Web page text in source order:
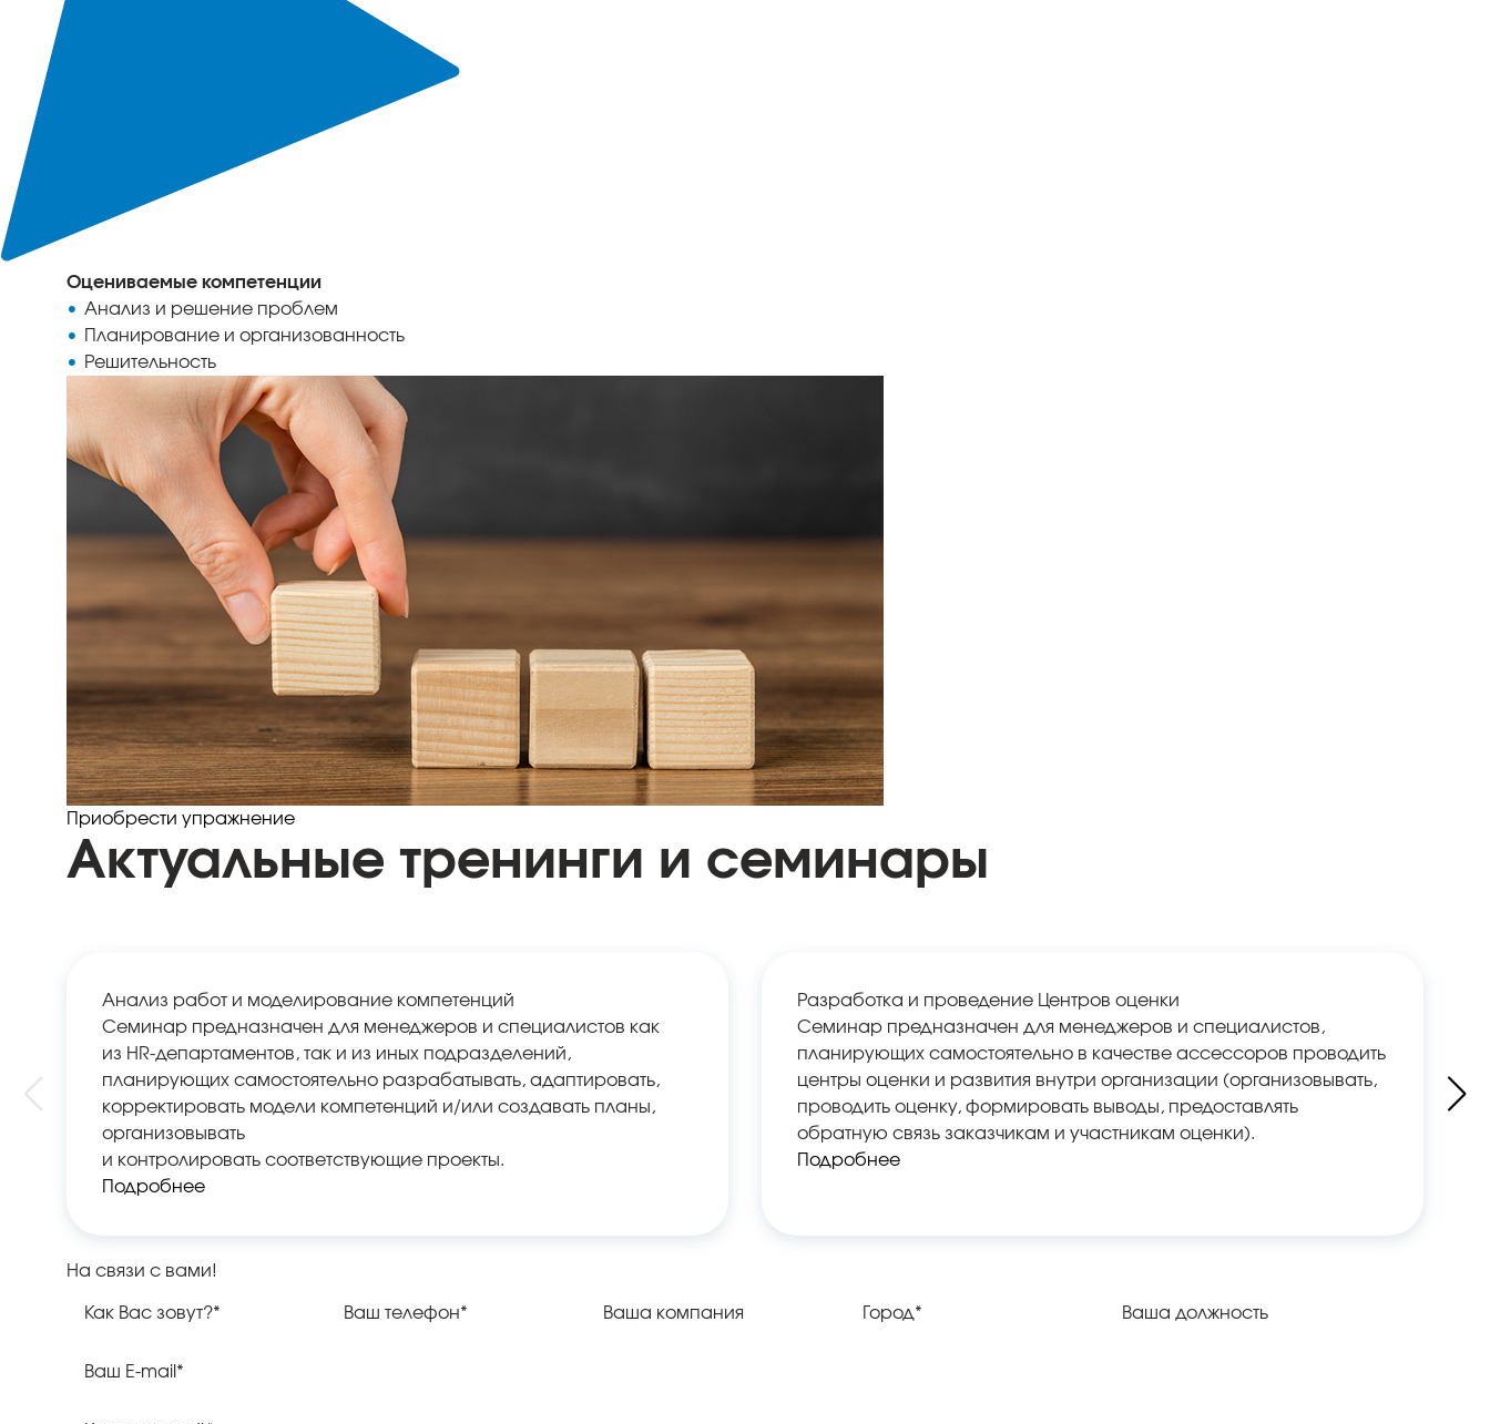
Оцениваемые компетенции
Анализ и решение проблем
Планирование и организованность
Решительность
Приобрести упражнение
Актуальные тренинги и семинары
Анализ работ и моделирование компетенций
Семинар предназначен для менеджеров и специалистов как
из HR-департаментов, так и из иных подразделений,
планирующих самостоятельно разрабатывать, адаптировать,
корректировать модели компетенций и/или создавать планы,
организовывать
и контролировать соответствующие проекты.
Подробнее
Разработка и проведение Центров оценки
Семинар предназначен для менеджеров и специалистов,
планирующих самостоятельно в качестве аcсесcоров проводить
центры оценки и развития внутри организации (организовывать,
проводить оценку, формировать выводы, предоставлять
обратную связь заказчикам и участникам оценки).
Подробнее
На связи с вами!